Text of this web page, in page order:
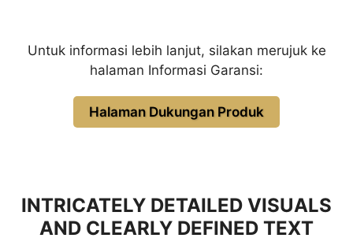
Untuk informasi lebih lanjut, silakan merujuk ke
halaman Informasi Garansi:
Halaman Dukungan Produk
INTRICATELY DETAILED VISUALS
AND CLEARLY DEFINED TEXT